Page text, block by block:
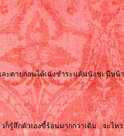
ะตายก่อนได้เฉ่งชำระแค้นนังชะนีหน้
ก็รู้สึกตัวเองขี้ร้อนมากกว่าเดิม ..จะไ